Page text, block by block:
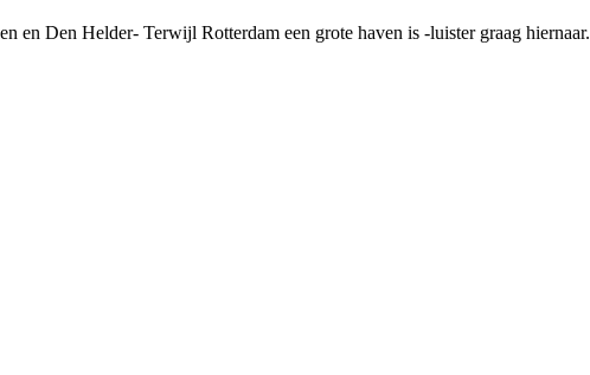
en Den Helder- Terwijl Rotterdam een grote haven is -luister graag hiernaar.